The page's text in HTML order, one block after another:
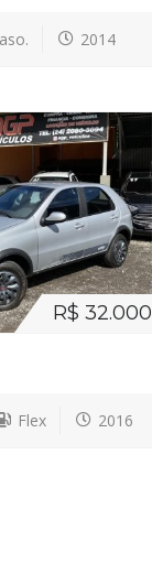
2014
R$ 32.000
Flex 2016